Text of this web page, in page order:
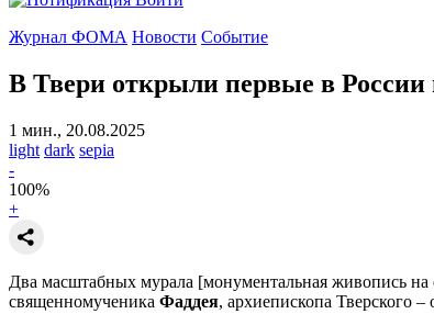
Журнал ФОМА Новости Событие
В Твери открыли первые в
1 мин., 20.08.2025
light dark sepia
-
100%
+
Два масштабных мурала [монументальная живопись на
священномученика Фаддея, архиепископа Тверского